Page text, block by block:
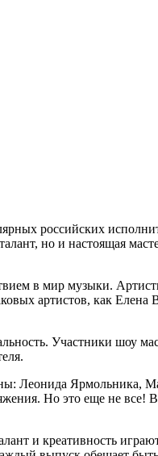
российских
но и настоящая
в мир музыки.
артистов, как
Участники шоу
Леонида
Но это еще не все!
и креативность